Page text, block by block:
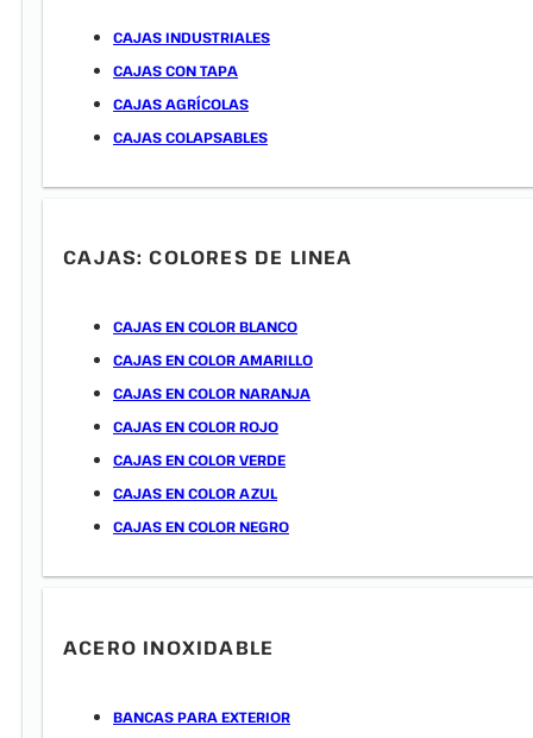
CAJAS INDUSTRIALES
CAJAS CON TAPA
CAJAS AGRÍCOLAS
CAJAS COLAPSABLES
CAJAS: COLORES DE LINEA
CAJAS EN COLOR BLANCO
CAJAS EN COLOR AMARILLO
CAJAS EN COLOR NARANJA
CAJAS EN COLOR ROJO
CAJAS EN COLOR VERDE
CAJAS EN COLOR AZUL
CAJAS EN COLOR NEGRO
ACERO INOXIDABLE
BANCAS PARA EXTERIOR